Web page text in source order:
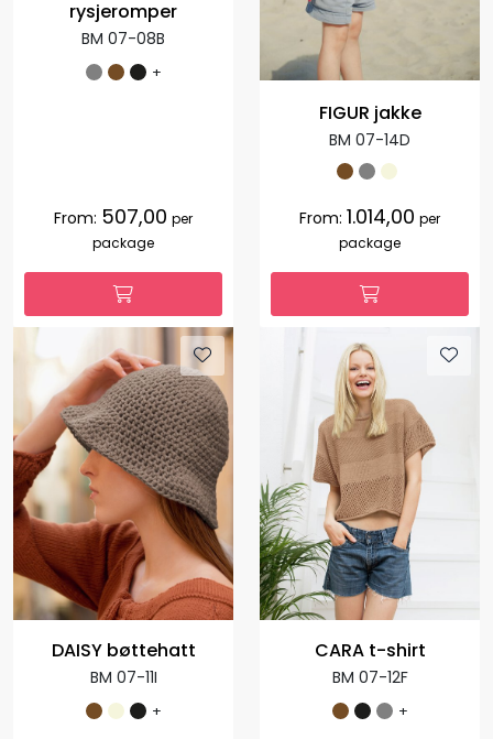
rysjeromper
BM 07-08B
+
From: 507,00 per
package
FIGUR jakke
BM 07-14D
From: 1.014,00 per
package
DAISY bøttehatt
BM 07-11I
+
CARA t-shirt
BM 07-12F
+